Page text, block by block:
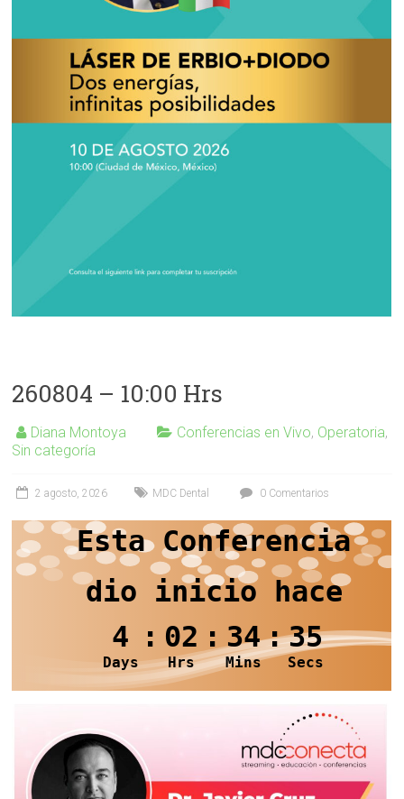
260804 – 10:00 Hrs
Diana Montoya Conferencias en Vivo, Operatoria,
Sin categoría
2 agosto, 2026 MDC Dental 0 Comentarios